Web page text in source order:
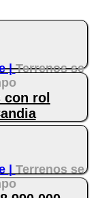
|Terrenos se
rol
| Terrenos se